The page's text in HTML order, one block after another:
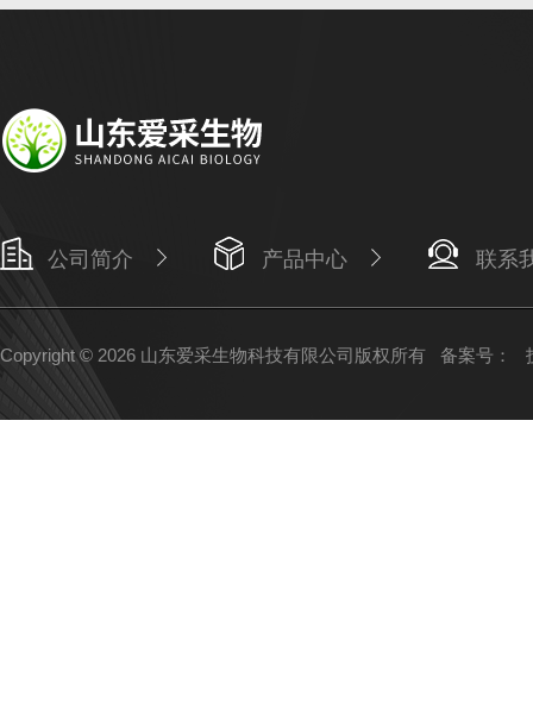
公司简介 产品中心 联系
Copyright © 2026 山东爱采生物科技有限公司版权所有 备案号：